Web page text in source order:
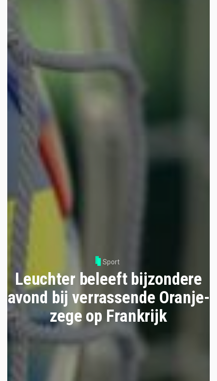
Sport
Leuchter beleeft bijzondere
avond bij verrassende Oranje-
zege op Frankrijk